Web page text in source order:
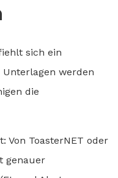
sich ein
Unterlagen werden
die
Von ToasterNET oder
genauer